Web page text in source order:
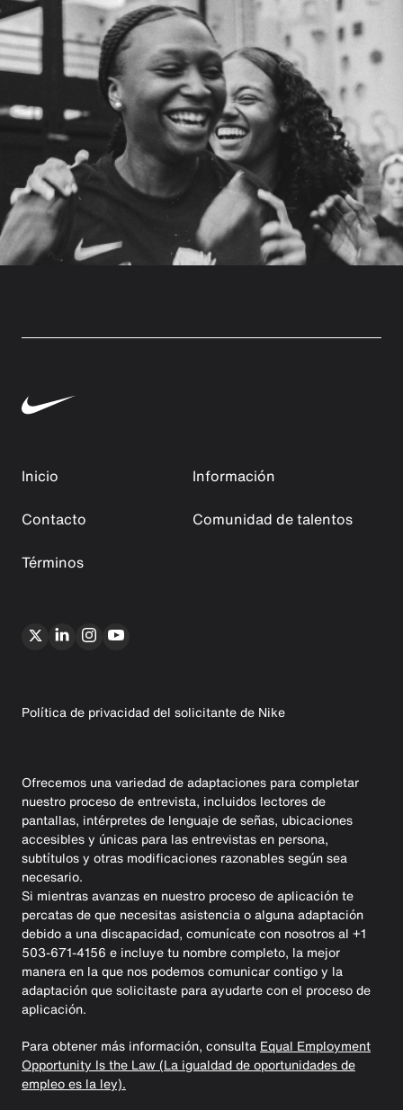
Inicio
Información
Contacto
Comunidad de talentos
Términos
Política de privacidad del solicitante de Nike
Ofrecemos una variedad de adaptaciones para completar
nuestro proceso de entrevista, incluidos lectores de
pantallas, intérpretes de lenguaje de señas, ubicaciones
accesibles y únicas para las entrevistas en persona,
subtítulos y otras modificaciones razonables según sea
necesario.
Si mientras avanzas en nuestro proceso de aplicación te
percatas de que necesitas asistencia o alguna adaptación
debido a una discapacidad, comunícate con nosotros al +1
503-671-4156 e incluye tu nombre completo, la mejor
manera en la que nos podemos comunicar contigo y la
adaptación que solicitaste para ayudarte con el proceso de
aplicación.
Para obtener más información, consulta Equal Employment
Opportunity Is the Law (La igualdad de oportunidades de
empleo es la ley).